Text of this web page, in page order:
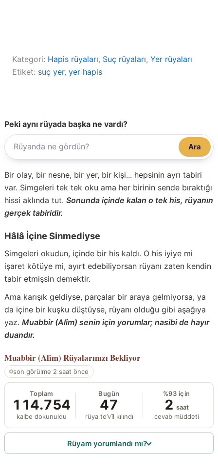
Kategori: Hapis rüyaları, Suç rüyaları, Yer rüyaları
Etiket: suç yer, yer hapis
Peki aynı rüyada başka ne vardı?
Ara
Bir olay, bir nesne, bir yer, bir kişi... hepsinin ayrı tabiri
var. Simgeleri tek tek oku ama her birinin sende bıraktığı
hissi aklında tut. Sonunda içinde kalan o tek his, rüyanın
gerçek tabiridir.
Hâlâ İçine Sinmediyse
Simgeleri okudun, içinde bir his kaldı. O his iyiye mi
işaret kötüye mi, ayırt edebiliyorsan rüyanı zaten kendin
tabir etmişsin demektir.
Ama karışık geldiyse, parçalar bir araya gelmiyorsa, ya
da içine bir kuşku düştüyse, rüyanı olduğu gibi aşağıya
yaz. Muabbir (Alîm) senin için yorumlar; nasibi de hayır
duandır.
Muabbir (Alîm) Rüyalarınızı Bekliyor
son görülme 2 saat önce
Toplam
114.754
kalbe dokunuldu
Bugün
47
rüya te’vîl kılındı
%93 için
2 saat
cevab müddeti
Rüyam yorumlandı mı?